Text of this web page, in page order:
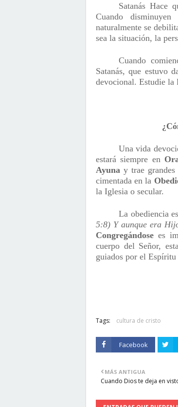
Satanás Hace
Cuando
naturalmente se
sea la situación, la
Cuando
Satanás, que estuvo
devocional. Estudie
Una vida
estará siempre en
Ayuna y trae
cimentada en la
la Iglesia o secular.
La obediencia
5:8) Y aunque era
Congregándose es
cuerpo del Señor,
guiados por el
Tags: cultura de cristo
Facebook
MÁS ANTIGUA
Cuando Dios te deja en